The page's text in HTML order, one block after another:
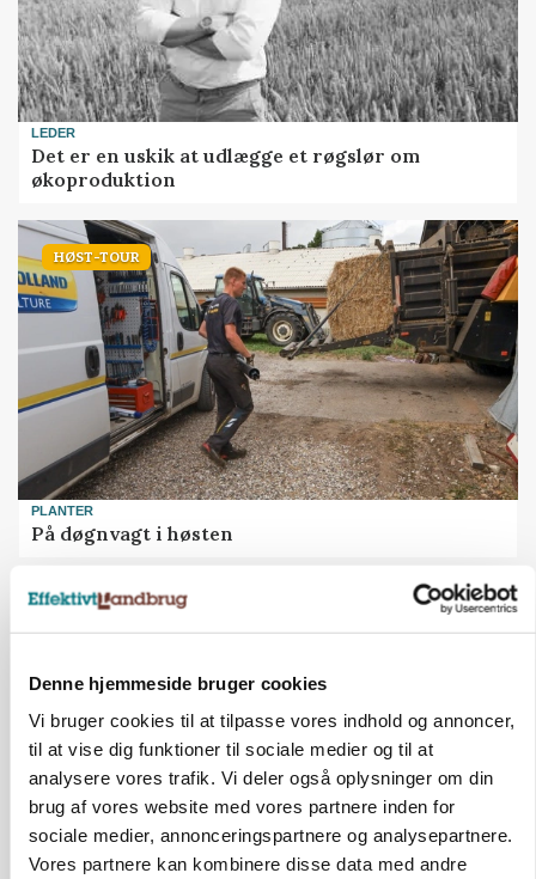
Denne hjemmeside bruger cookies
Vi bruger cookies til at tilpasse vores indhold og annoncer,
til at vise dig funktioner til sociale medier og til at
analysere vores trafik. Vi deler også oplysninger om din
brug af vores website med vores partnere inden for
sociale medier, annonceringspartnere og analysepartnere.
Vores partnere kan kombinere disse data med andre
LEDER
Det er en uskik at udlægge et røgslør om
økoproduktion
HØST-TOUR
PLANTER
På døgnvagt i høsten